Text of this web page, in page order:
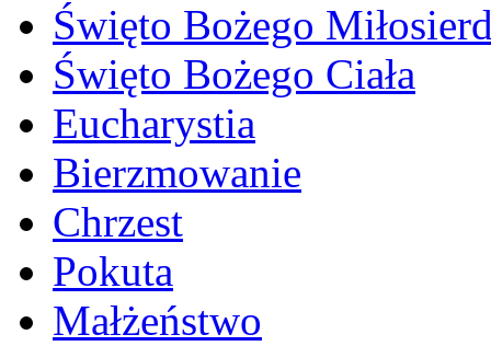
Święto Bożego
Święto Bożego Ciała
Eucharystia
Bierzmowanie
Chrzest
Pokuta
Małżeństwo